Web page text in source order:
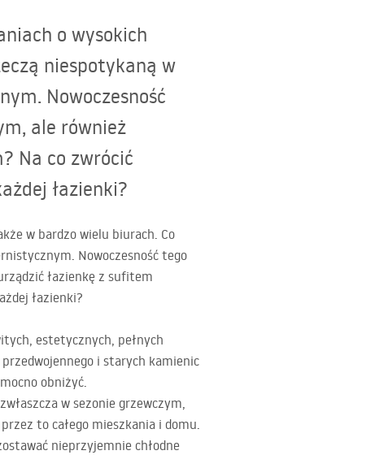
o wysokich
niespotykaną w
Nowoczesność
ale również
Na co zwrócić
łazienki?
w bardzo wielu biurach. Co
Nowoczesność tego
łazienkę z sufitem
łazienki?
estetycznych, pełnych
i starych kamienic
obniżyć.
w sezonie grzewczym,
to całego mieszkania i domu.
nieprzyjemnie chłodne